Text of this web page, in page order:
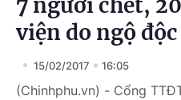
viện do ngộ
15/02/2017 16:05
(Chinhphu.vn) - Cổng